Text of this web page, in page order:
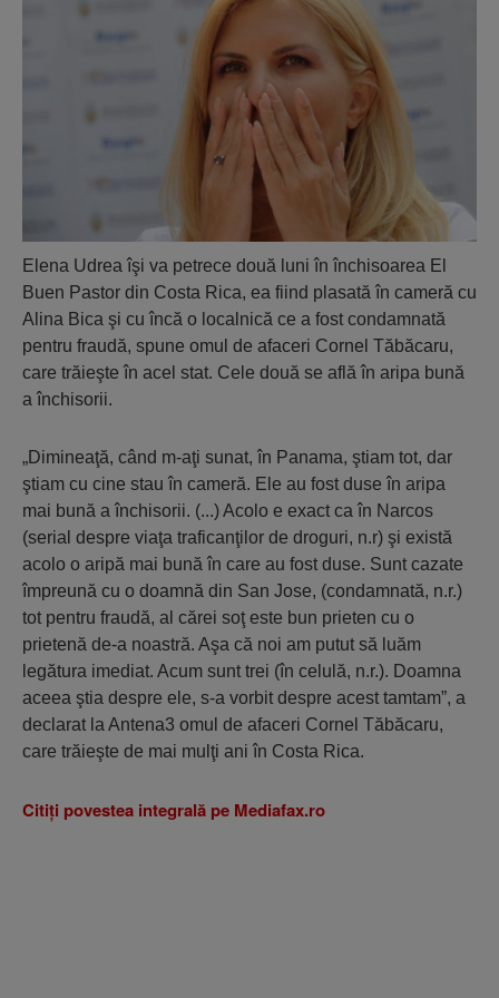
Elena Udrea îşi va petrece două luni în închisoarea El
Buen Pastor din Costa Rica, ea fiind plasată în cameră cu
Alina Bica şi cu încă o localnică ce a fost condamnată
pentru fraudă, spune omul de afaceri Cornel Tăbăcaru,
care trăieşte în acel stat. Cele două se află în aripa bună
a închisorii.
„Dimineaţă, când m-aţi sunat, în Panama, ştiam tot, dar
ştiam cu cine stau în cameră. Ele au fost duse în aripa
mai bună a închisorii. (...) Acolo e exact ca în Narcos
(serial despre viaţa traficanţilor de droguri, n.r) şi există
acolo o aripă mai bună în care au fost duse. Sunt cazate
împreună cu o doamnă din San Jose, (condamnată, n.r.)
tot pentru fraudă, al cărei soţ este bun prieten cu o
prietenă de-a noastră. Aşa că noi am putut să luăm
legătura imediat. Acum sunt trei (în celulă, n.r.). Doamna
aceea ştia despre ele, s-a vorbit despre acest tamtam”, a
declarat la Antena3 omul de afaceri Cornel Tăbăcaru,
care trăieşte de mai mulţi ani în Costa Rica.
Citiţi povestea integrală pe Mediafax.ro